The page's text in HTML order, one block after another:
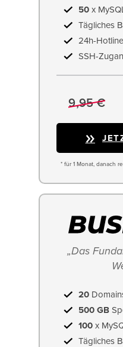
50 x
Tägliches
24h-Hotline
SSH-
9,95 €
* für 1 Monat, danach
„Das
20
500 GB
100 x
Tägliches